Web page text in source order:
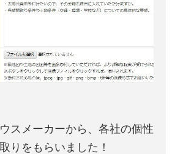
スメーカーから、各社の個性
りをもらいました！